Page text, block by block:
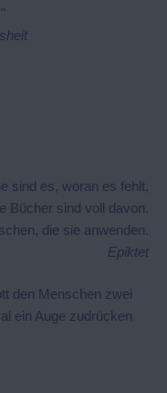
sind es, woran es fehlt,
Bücher sind voll davon.
die sie anwenden.
Epiktet
den Menschen zwei
ein Auge zudrücken